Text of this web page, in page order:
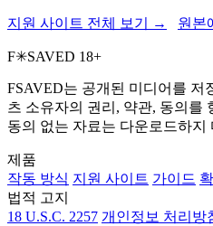
지원 사이트 전체 보기 → 원본
F✳SAVED 18+
FSAVED는 공개된 미디어를 저
츠 소유자의 권리, 약관, 동의를
동의 없는 자료는 다운로드하지
제품
작동 방식 지원 사이트 가이드
법적 고지
18 U.S.C. 2257 개인정보 처리방